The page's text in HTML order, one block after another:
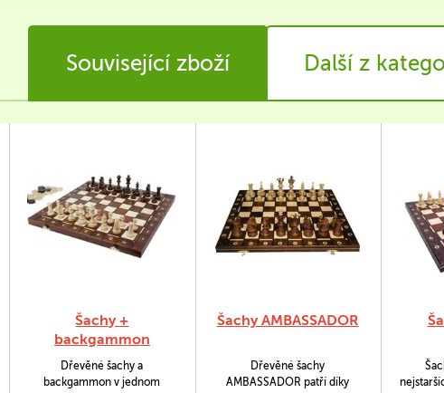
Související zboží Další z
Šachy +
backgammon
Dřevěné šachy a
backgammon v jednom
Šachy AMBASSADOR
Dřevěné šachy
AMBASSADOR patří díky